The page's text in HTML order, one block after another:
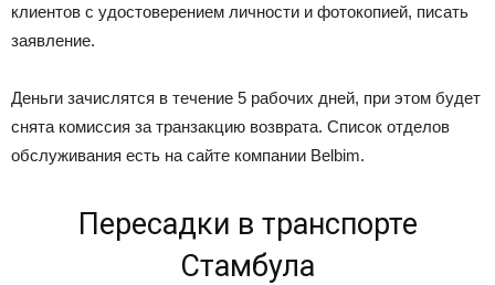
клиентов с удостоверением личности и фотокопией, писать
заявление.
Деньги зачислятся в течение 5 рабочих дней, при этом будет
снята комиссия за транзакцию возврата. Список отделов
обслуживания есть на сайте компании Belbim.
Пересадки в транспорте
Стамбула